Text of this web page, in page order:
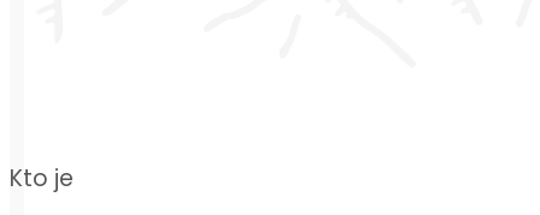
Kto je